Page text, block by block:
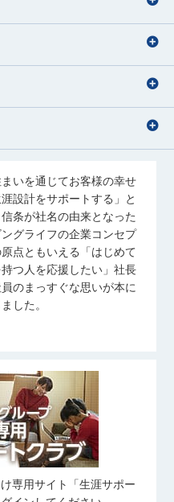
まいを通じてお客様の幸せ
設計をサポートする」と
条が社名の由来となった
ングライフの企業コンセプ
原点ともいえる「はじめて
つ人を応援したい」社長
員のまっすぐな思いが本に
した。
専用サイト「生涯サポー